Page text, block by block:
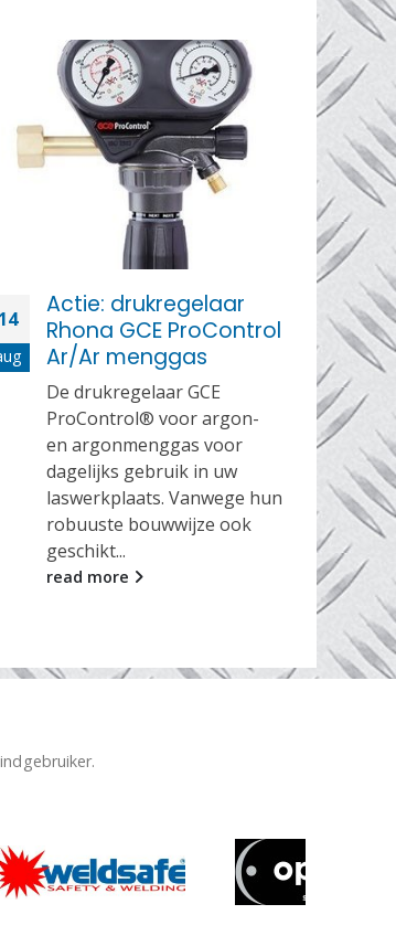
14
Actie: drukregelaar
Rhona GCE ProControl
Ar/Ar menggas
De drukregelaar GCE
ProControl® voor argon-
en argonmenggas voor
dagelijks gebruik in uw
laswerkplaats. Vanwege hun
robuuste bouwwijze ook
geschikt...
read more
04